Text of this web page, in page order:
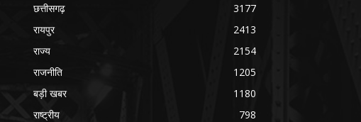
छत्तीसगढ़
3177
रायपुर
2413
राज्य
2154
राजनीति
1205
बड़ी खबर
1180
राष्ट्रीय
798